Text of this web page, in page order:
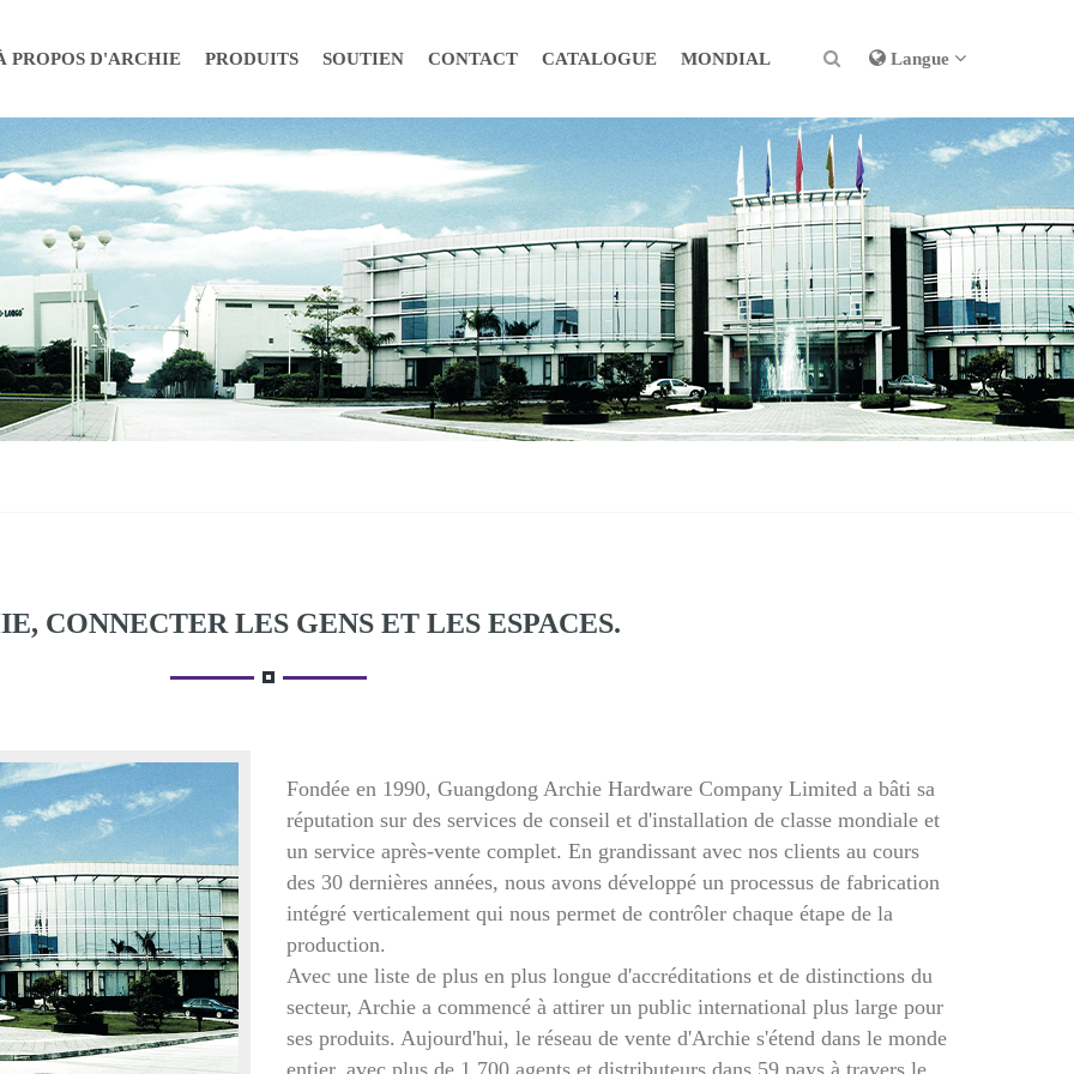
PROPOS D'ARCHIE PRODUITS SOUTIEN CONTACT CATALOGUE MONDIAL Langue
CONNECTER LES GENS ET LES ESPACES.
Fondée en 1990, Guangdong Archie Hardware Company Limited a bâti sa
réputation sur des services de conseil et d'installation de classe mondiale et
un service après-vente complet. En grandissant avec nos clients au cours
des 30 dernières années, nous avons développé un processus de fabrication
intégré verticalement qui nous permet de contrôler chaque étape de la
production.
Avec une liste de plus en plus longue d'accréditations et de distinctions du
secteur, Archie a commencé à attirer un public international plus large pour
ses produits. Aujourd'hui, le réseau de vente d'Archie s'étend dans le monde
entier, avec plus de 1 700 agents et distributeurs dans 59 pays à travers le